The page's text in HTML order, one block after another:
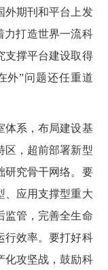
外期刊和平台上发
力打造世界一流科
支撑平台建设取得
外”问题还任重道
系，布局建设基
区，超前部署新型
研究骨干网络。要
、应用支撑型重大
监管，完善全生命
行效率。要打好科
化攻坚战，鼓励科